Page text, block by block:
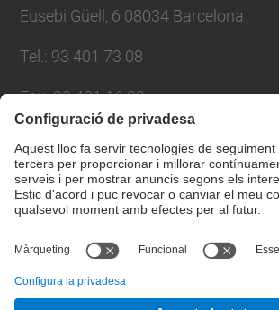
Eusebi Güell, 6 08034 Barcelona
Tel. : 93 401 73 08
Fax:93 401 16 22
Directori UPC
Formulari de contacte